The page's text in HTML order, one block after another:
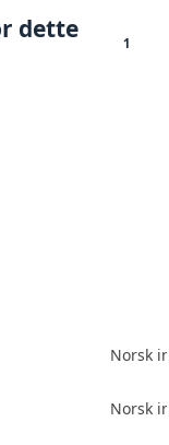
dette
1
Norsk
Norsk